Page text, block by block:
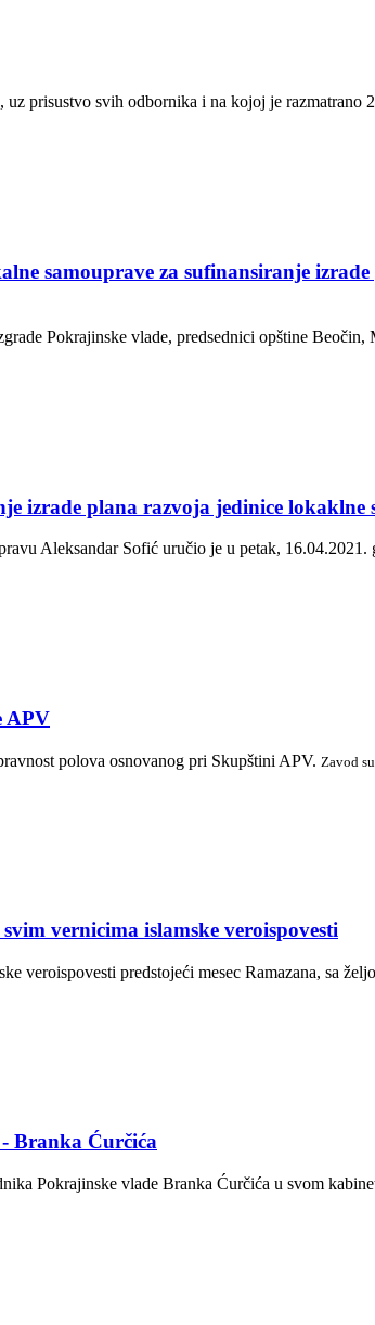
prisustvo svih odbornika i na kojoj je razmatrano
samouprave za sufinansiranje
Pokrajinske vlade, predsednici opštine
izrade plana razvoja jedinice lokaklne
Aleksandar Sofić uručio je u petak,
APV
polova osnovanog pri Skupštini APV. Zavod
vernicima islamske veroispovesti
veroispovesti predstojeći mesec Ramazana, sa
Branka Ćurčića
Pokrajinske vlade Branka Ćurčića u svom